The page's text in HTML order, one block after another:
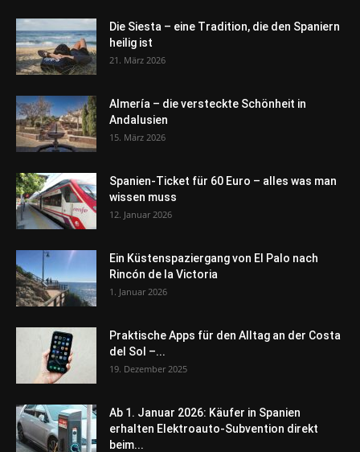
Die Siesta – eine Tradition, die den Spaniern
heilig ist
21. März 2026
Almería – die versteckte Schönheit in
Andalusien
15. März 2026
Spanien-Ticket für 60 Euro – alles was man
wissen muss
12. Januar 2026
Ein Küstenspaziergang von El Palo nach
Rincón de la Victoria
1. Januar 2026
Praktische Apps für den Alltag an der Costa
del Sol –...
19. Dezember 2025
Ab 1. Januar 2026: Käufer in Spanien
erhalten Elektroauto-Subvention direkt
beim...